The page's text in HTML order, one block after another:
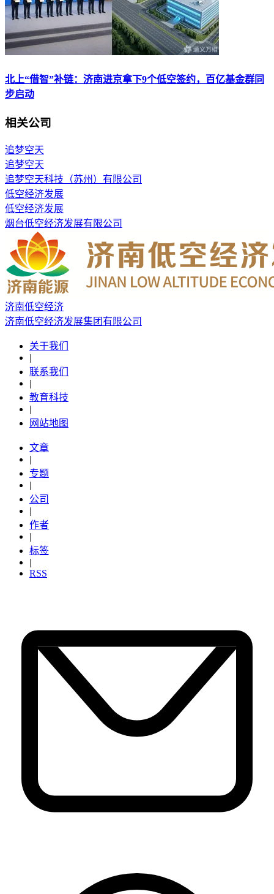
北上“借智”补链：济南进京拿下9个低空签约，百亿基金群同
步启动
相关公司
追梦空天
追梦空天
追梦空天科技（苏州）有限公司
低空经济发展
低空经济发展
烟台低空经济发展有限公司
济南低空经济
济南低空经济发展集团有限公司
关于我们
|
联系我们
|
教育科技
|
网站地图
文章
|
专题
|
公司
|
作者
|
标签
|
RSS